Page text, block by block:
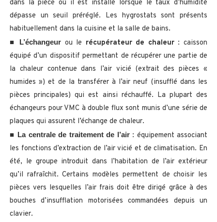
dans la pièce où il est installé lorsque le taux d’humidité
dépasse un seuil préréglé. Les hygrostats sont présents
habituellement dans la cuisine et la salle de bains.
■
L’échangeur ou le récupérateur de chaleur: caisson
équipé d’un dispositif permettant de récupérer une partie de
la chaleur contenue dans l’air vicié (extrait des pièces «
humides ») et de la transférer à l’air neuf (insufflé dans les
pièces principales) qui est ainsi réchauffé. La plupart des
échangeurs pour VMC à double flux sont munis d’une série de
plaques qui assurent l’échange de chaleur.
■ La centrale de traitement de l’air: équipement associant
les fonctions d’extraction de l’air vicié et de climatisation. En
été, le groupe introduit dans l’habitation de l’air extérieur
qu’il rafraîchit. Certains modèles permettent de choisir les
pièces vers lesquelles l’air frais doit être dirigé grâce à des
bouches d’insufflation motorisées commandées depuis un
clavier.